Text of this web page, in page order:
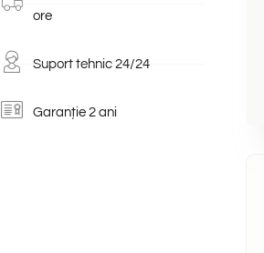
ore
Suport tehnic 24/24
Garanție 2 ani